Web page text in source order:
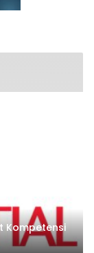
Kompetensi